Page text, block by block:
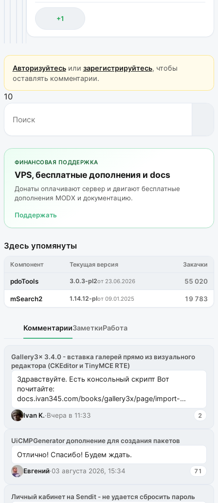
+1
Авторизуйтесьили зарегистрируйтесь, чтобы
оставлять комментарии.
10
ФИНАНСОВАЯ ПОДДЕРЖКА
VPS, бесплатные дополнения и docs
Донаты оплачивают сервер и двигают бесплатные
дополнения MODX и документацию.
Поддержать
Здесь упомянуты
Компонент Текущая версия Закачки
pdoTools 3.0.3-pl2от 23.06.2026 55 020
mSearch2 1.14.12-plот 09.01.2025 19 783
КомментарииЗаметкиРабота
Gallery3x 3.4.0 - вставка галерей прямо из визуального
редактора (CKEditor и TinyMCE RTE)
Здравствуйте. Есть консольный скрипт Вот
почитайте:
docs.ivan345.com/books/gallery3x/page/import-
ms2galleryphp
Ivan K.·Вчера в 11:33 2
UiCMPGenerator дополнение для создания пакетов
Отлично! Спасибо! Будем ждать.
Евгений·03 августа 2026, 15:34 71
Личный кабинет на Sendit - не удается сбросить пароль